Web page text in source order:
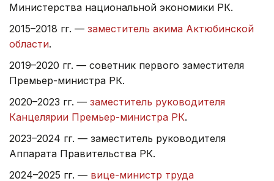
Министерства национальной экономики РК.
2015–2018 гг. — заместитель акима Актюбинской
области.
2019–2020 гг. — советник первого заместителя
Премьер-министра РК.
2020–2023 гг. — заместитель руководителя
Канцелярии Премьер-министра РК.
2023–2024 гг. — заместитель руководителя
Аппарата Правительства РК.
2024–2025 гг. — вице-министр труда